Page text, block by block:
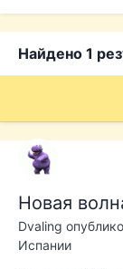
Найдено 1
Новая
Dvaling
Испании